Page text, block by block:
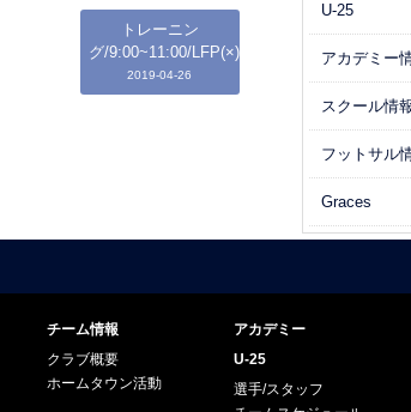
トレーニン
グ/9:00~11:00/LFP(×)
2019-04-26
U-25
アカデミー
スクール情
フットサル
Graces
チーム情報
クラブ概要
ホームタウン活動
アカデミー
U-25
選手/スタッフ